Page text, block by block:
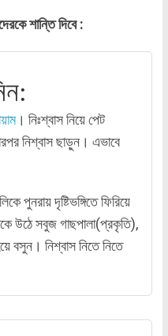
শান্তি দিবে :
। নিঃশ্বাস নিয়ে পেট
নিশ্বাস ছাড়ুন। এভাবে
পুনরায় দৃষ্টিভঙ্গিতে ফিরিয়ে
উঠে সবুজ গাছপালা(প্রকৃতি),
বসুন। নিশ্বাস নিতে নিতে